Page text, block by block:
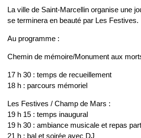
La ville de Saint-Marcellin organise une
se terminera en beauté par Les Festives.
Au programme :
Chemin de mémoire/Monument aux
17 h 30 : temps de recueillement
18 h : parcours mémoriel
Les Festives / Champ de Mars :
19 h 15 : temps inaugural
19 h 30 : ambiance musicale et repas
21 h : bal et soirée avec DJ